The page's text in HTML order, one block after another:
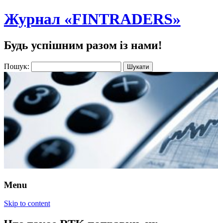
Журнал «FINTRADERS»
Будь успішним разом із нами!
Пошук:
Menu
Skip to content